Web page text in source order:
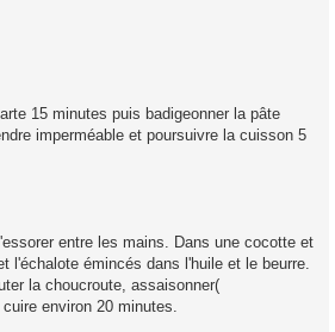
15 minutes puis badigeonner la pâte
imperméable et poursuivre la cuisson 5
entre les mains. Dans une cocotte et
l'échalote émincés dans l'huile et le beurre.
la choucroute, assaisonner(
environ 20 minutes.